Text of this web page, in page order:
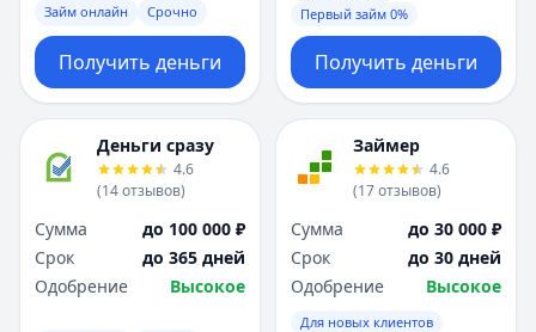
Займ онлайн Срочно
Получить деньги
Первый займ 0%
Получить деньги
Деньги сразу
4.6
(14отзывов)
Сумма
до 100 000 ₽
Срок
до 365 дней
Одобрение
Высокое
Займер
4.6
(17отзывов)
Сумма
до 30 000 ₽
Срок
до 30 дней
Одобрение
Высокое
Для новых клиентов